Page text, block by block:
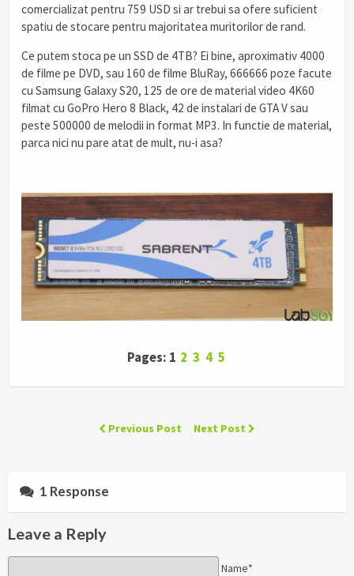
comercializat pentru 759 USD si ar trebui sa ofere suficient
spatiu de stocare pentru majoritatea muritorilor de rand.
Ce putem stoca pe un SSD de 4TB? Ei bine, aproximativ 4000
de filme pe DVD, sau 160 de filme BluRay, 666666 poze facute
cu Samsung Galaxy S20, 125 de ore de material video 4K60
filmat cu GoPro Hero 8 Black, 42 de instalari de GTA V sau
peste 500000 de melodii in format MP3. In functie de material,
parca nici nu pare atat de mult, nu-i asa?
Pages: 1 2 3 4 5
Previous Post Next Post
1 Response
Leave a Reply
Name*